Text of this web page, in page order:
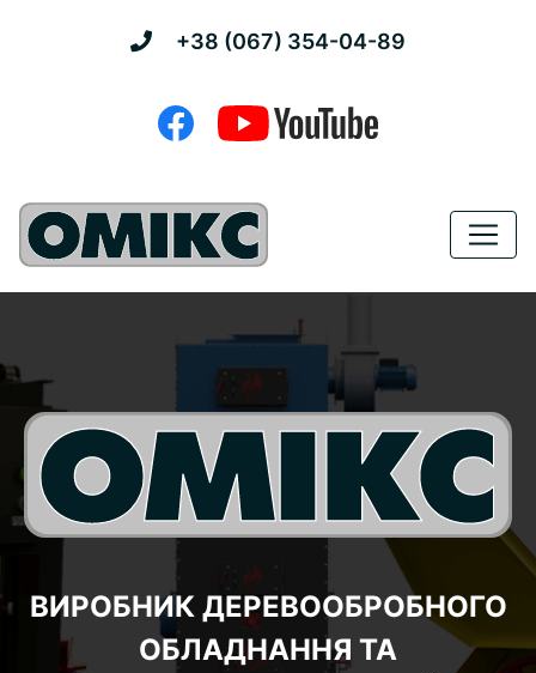
+38 (067) 354-04-89
ВИРОБНИК ДЕРЕВООБРОБНОГО
ОБЛАДНАННЯ ТА